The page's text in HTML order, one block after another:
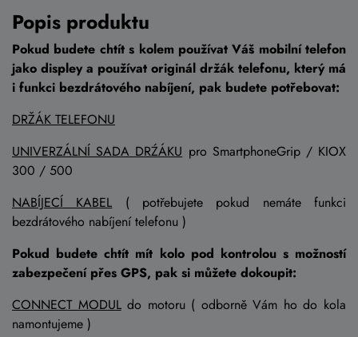
Popis produktu
Pokud budete chtít s kolem používat Váš mobilní telefon
jako displey a používat originál držák telefonu, který má
i funkci bezdrátového nabíjení, pak budete potřebovat:
DRŽÁK TELEFONU
UNIVERZÁLNÍ SADA DRŹÁKU pro SmartphoneGrip / KIOX
300 / 500
NABÍJECÍ KABEL ( potřebujete pokud nemáte funkci
bezdrátového nabíjení telefonu )
Pokud budete chtít mít kolo pod kontrolou s možností
zabezpečení přes GPS, pak si můžete dokoupit:
CONNECT MODULdo motoru ( odborně Vám ho do kola
namontujeme )